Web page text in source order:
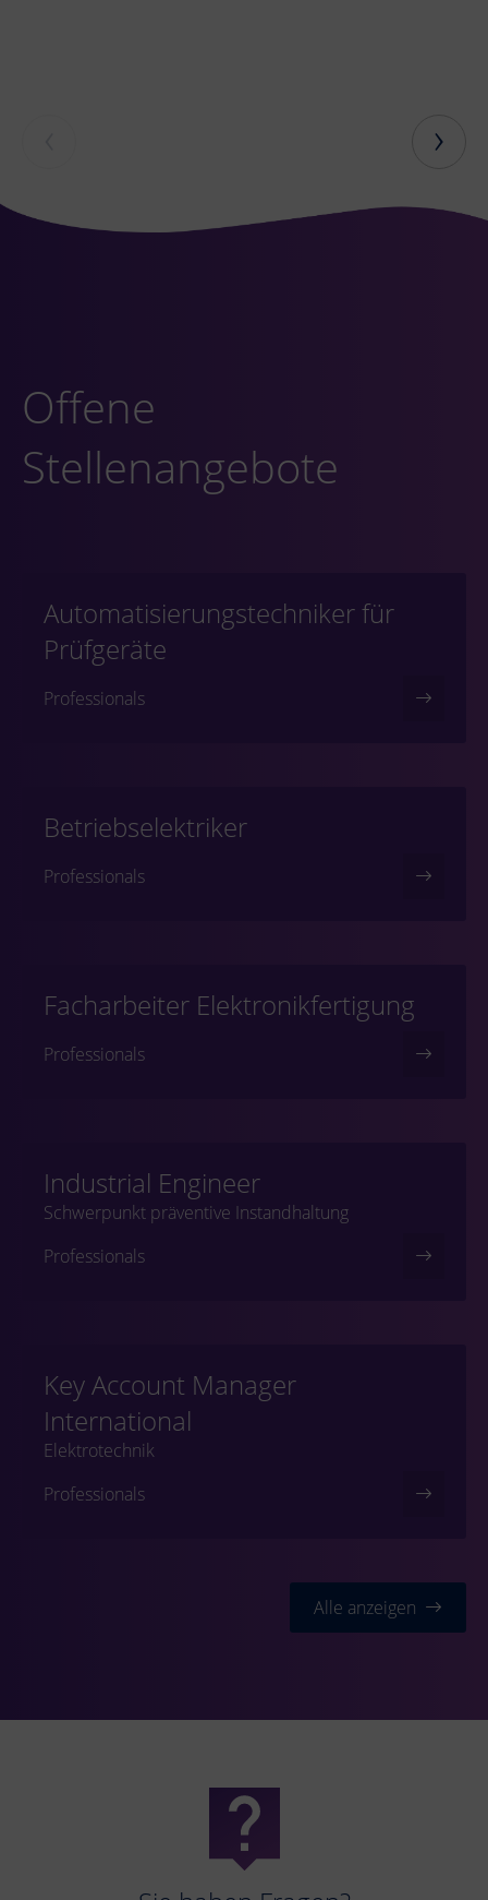
›
Offene
Stellenangebote
Automatisierungstechniker für
Prüfgeräte
Professionals
Betriebselektriker
Professionals
Facharbeiter Elektronikfertigung
Professionals
Industrial Engineer
Schwerpunkt präventive Instandhaltung
Professionals
Key Account Manager
International
Elektrotechnik
Professionals
Alle anzeigen